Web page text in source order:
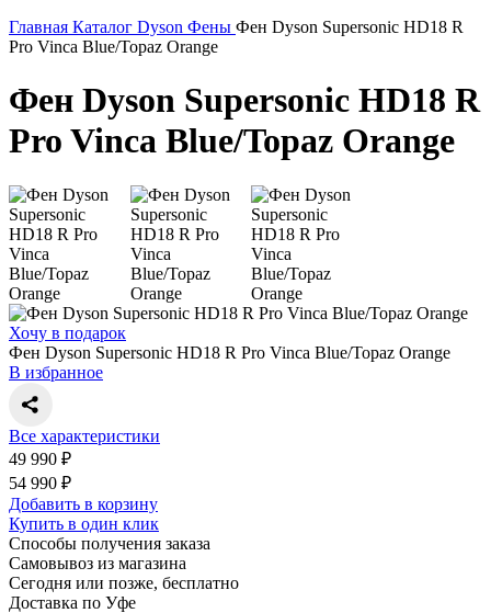
Главная Каталог Dyson Фены Фен Dyson Supersonic HD18 R
Pro Vinca Blue/Topaz Orange
Фен Dyson Supersonic HD18 R
Pro Vinca Blue/Topaz Orange
Хочу в подарок
Фен Dyson Supersonic HD18 R Pro Vinca Blue/Topaz Orange
В избранное
Все характеристики
49 990 ₽
54 990 ₽
Добавить в корзину
Купить в один клик
Способы получения заказа
Самовывоз из магазина
Сегодня или позже, бесплатно
Доставка по Уфе